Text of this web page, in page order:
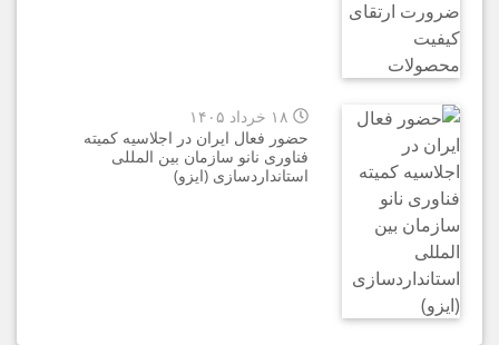
حضور فعال ایران در اجلاسیه کمیته
فناوری نانو سازمان بین المللی
استانداردسازی (ایزو)